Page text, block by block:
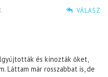
VÁLASZ
és kínozták őket,
Láttam már rosszabbat is, de